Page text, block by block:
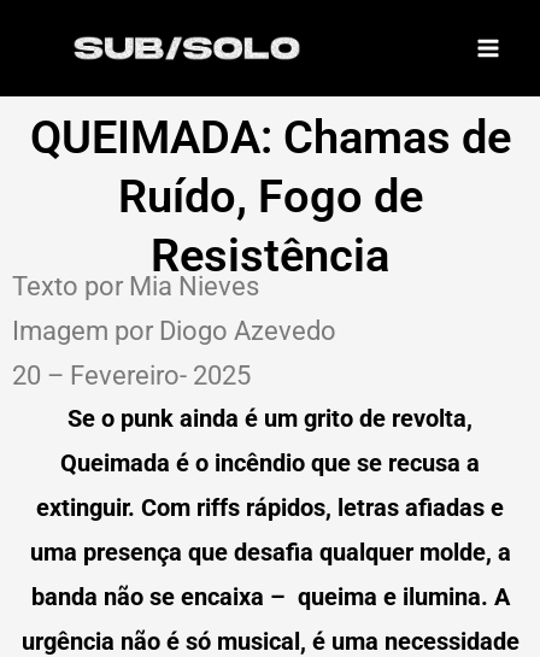
QUEIMADA: Chamas de
Ruído, Fogo de
Resistência
Texto por Mia Nieves
Imagem por Diogo Azevedo
20 – Fevereiro- 2025
Se o punk ainda é um grito de revolta,
Queimada é o incêndio que se recusa a
extinguir. Com riffs rápidos, letras afiadas e
uma presença que desafia qualquer molde, a
banda não se encaixa – queima e ilumina. A
urgência não é só musical, é uma necessidade